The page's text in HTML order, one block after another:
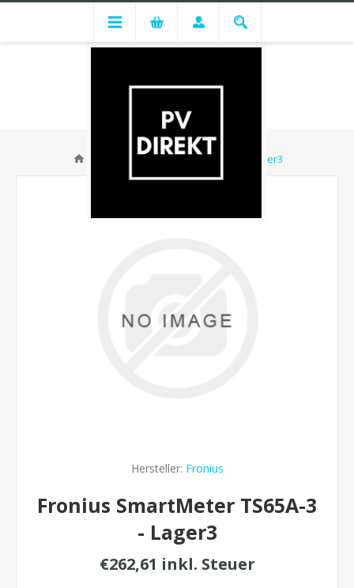
Fronius SmartMeter TS65A-3 - Lager3
Hersteller: Fronius
Fronius SmartMeter TS65A-3
- Lager3
€262,61 inkl. Steuer